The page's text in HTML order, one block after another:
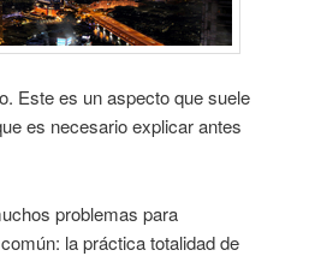
Este es un aspecto que suele
es necesario explicar antes
problemas para
la práctica totalidad de